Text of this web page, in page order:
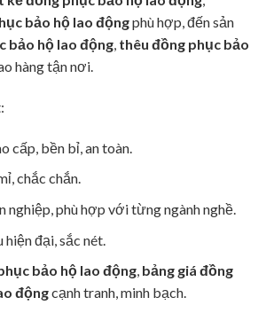
bảo hộ lao độngphù hợp, đến sản
bảo hộ lao động, thêu đồng phục bảo
hàng tận nơi.
cấp, bền bỉ, an toàn.
chắc chắn.
nghiệp, phù hợp với từng ngành nghề.
đại, sắc nét.
bảo hộ lao động, bảng giá đồng
độngcạnh tranh, minh bạch.